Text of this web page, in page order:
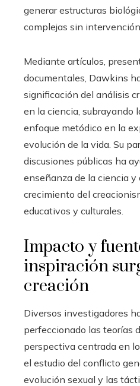
generar estructuras
complejas sin
Mediante artículos,
documentales, Dawkins
significación del análisis
en la ciencia, subrayando
enfoque metódico en la
evolución de la vida. Su
discusiones públicas ha
enseñanza de la ciencia y
crecimiento del
educativos y culturales.
Impacto y
inspiración
creación
Diversos investigadores
perfeccionado las teorías
perspectiva centrada en
el estudio del conflicto
evolución sexual y las